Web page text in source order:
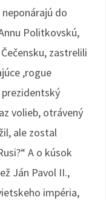
do
Politkovskú,
zastrelili
,rogue
prezidentský
volieb, otrávený
ale zostal
A o kúsok
Ján Pavol II.,
impéria,